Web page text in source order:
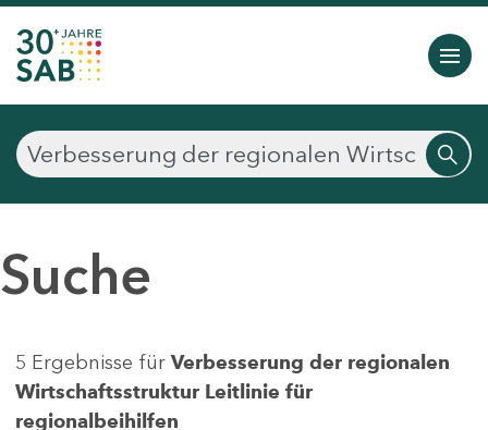
Suche
5 Ergebnisse für Verbesserung der regionalen
Wirtschaftsstruktur Leitlinie für
regionalbeihilfen